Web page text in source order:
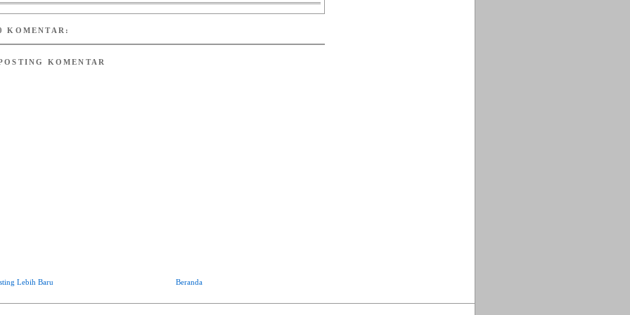
KOMENTAR:
KOMENTAR
Lebih Baru Beranda